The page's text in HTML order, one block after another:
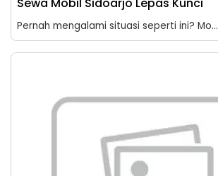
Sewa Mobil Sidoarjo Lepas Kunci
Pernah mengalami situasi seperti ini? Mo...